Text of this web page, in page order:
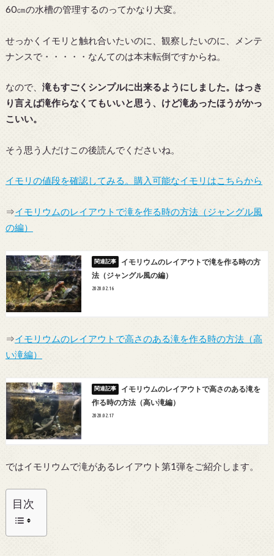
60㎝の水槽の管理するのってかなり大変。
せっかくイモリと触れ合いたいのに、観察したいのに、メンテ
ナンスで・・・・・なんてのは本末転倒ですからね。
なので、 滝もすごくシンプルに出来るようにしました。はっき
り言えば滝作らなくてもいいと思う、けど滝あったほうがかっ
こいい。
そう思う人だけこの後読んでくださいね。
イモリの値段を確認してみる。購入可能なイモリはこちらから
⇒イモリウムのレイアウトで滝を作る時の方法（ジャングル風
の編）
イモリウムのレイアウトで滝を作る時の方
法（ジャングル風の編）
2020.02.16
⇒イモリウムのレイアウトで高さのある滝を作る時の方法（高
い滝編）
イモリウムのレイアウトで高さのある滝を
作る時の方法（高い滝編）
2020.02.17
ではイモリウムで滝があるレイアウト第1弾をご紹介します。
目次